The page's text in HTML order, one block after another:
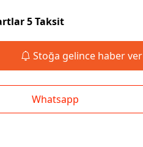
5 Taksit
Stoğa gelince haber ver
Whatsapp